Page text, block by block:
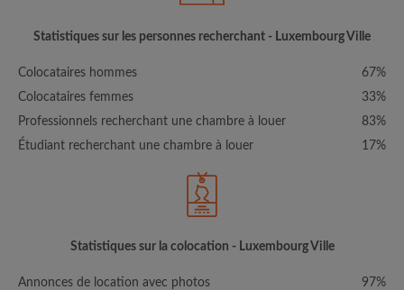
Statistiques sur les personnes recherchant - Luxembourg Ville
Colocataires hommes
67%
Colocataires femmes
33%
Professionnels recherchant une chambre à louer
83%
Étudiant recherchant une chambre à louer
17%
Statistiques sur la colocation - Luxembourg Ville
Annonces de location avec photos
97%